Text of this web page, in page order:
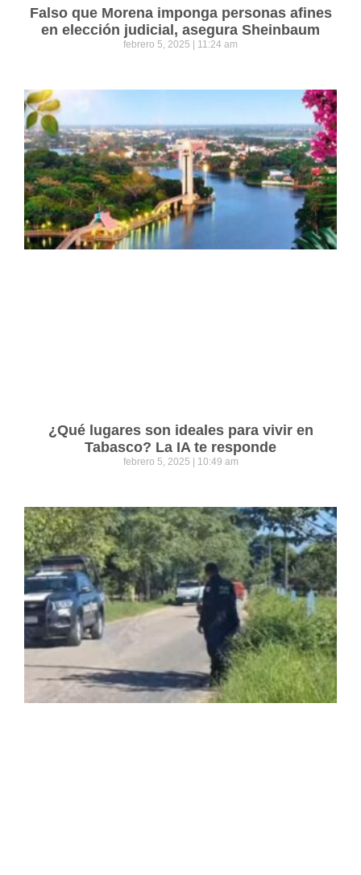
Falso que Morena imponga personas afines
en elección judicial, asegura Sheinbaum
febrero 5, 2025 11:24 am
¿Qué lugares son ideales para vivir en
Tabasco? La IA te responde
febrero 5, 2025 10:49 am